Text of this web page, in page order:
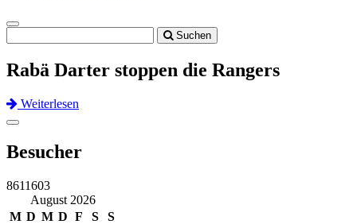
Toggle
navigation
Suchen
Rabä Darter stoppen die Rangers
Weiterlesen
Previous
Next
Toggle
Besucher
8611603
August 2026
M D M D F S S